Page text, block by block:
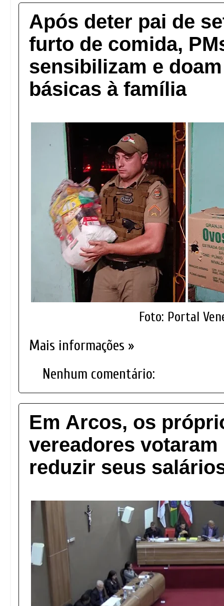
Após deter pai de
furto de comida,
sensibilizam e
básicas à família
Foto: Portal
Mais informações »
Nenhum comentário:
Em Arcos, os
vereadores
reduzir seus